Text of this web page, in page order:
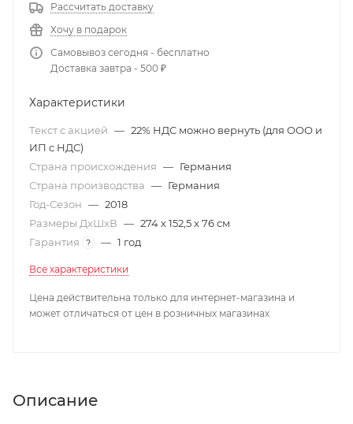
Рассчитать доставку
Хочу в подарок
Самовывоз сегодня - бесплатно
Доставка завтра - 500 ₽
Характеристики
Текст с акцией — 22% НДС можно вернуть (для ООО и
ИП с НДС)
Страна происхождения — Германия
Страна производства — Германия
Год-Сезон — 2018
Размеры ДхШхВ — 274 х 152,5 х 76 см
Гарантия
? — 1 год
Все характеристики
Цена действительна только для интернет-магазина и
может отличаться от цен в розничных магазинах
Описание